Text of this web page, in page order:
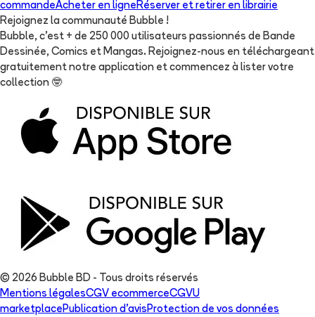
commandeAcheter en ligneRéserver et retirer en librairie
Rejoignez la communauté Bubble !
Bubble, c'est + de 250 000 utilisateurs passionnés de Bande
Dessinée, Comics et Mangas. Rejoignez-nous en téléchargeant
gratuitement notre application et commencez à lister votre
collection 🤓
© 2026 Bubble BD - Tous droits réservés
Mentions légalesCGV ecommerceCGVU
marketplacePublication d'avisProtection de vos données